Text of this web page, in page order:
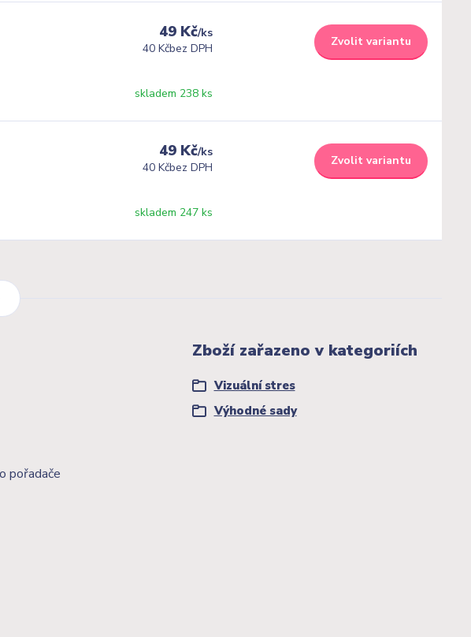
49 Kč/ks
40 Kčbez DPH
skladem 238 ks
Zvolit variantu
49 Kč/ks
40 Kčbez DPH
skladem 247 ks
Zvolit variantu
pořadače
Zboží zařazeno v kategoriích
Vizuální stres
Výhodné sady